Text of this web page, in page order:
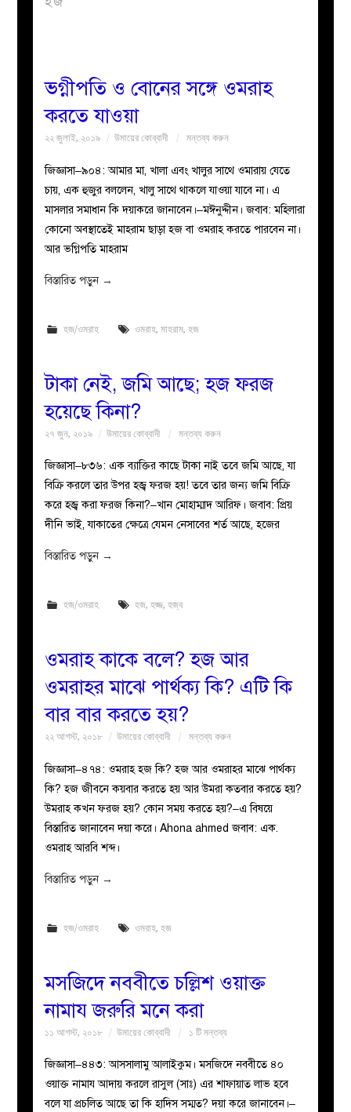
নারীদের
পাতা
মজলিস
প্রশ্ন
করুন
ভগ্নীপতি ও বোনের সঙ্গে ওমরাহ
করতে যাওয়া
২২ জুলাই, ২০১৯ উমায়ের কোব্বাদী মন্তব্য করুন
জিজ্ঞাসা–৯০৪: আমার মা, খালা এবং খালুর সাথে ওমারায় যেতে
চায়, এক হুজুর বললেন, খালু সাথে থাকলে যাওয়া যাবে না। এ
মাসলার সমাধান কি দয়াকরে জানাবেন।–মঈনুদ্দীন। জবাব: মহিলারা
কোনো অবস্থাতেই মাহরাম ছাড়া হজ বা ওমরাহ করতে পারবেন না।
আর ভগ্নিপতি মাহরাম
বিস্তারিত পড়ুন →
হজ/ওমরাহ ওমরাহ, মাহরাম, হজ
টাকা নেই, জমি আছে; হজ ফরজ
হয়েছে কিনা?
২৭ জুন, ২০১৯ উমায়ের কোব্বাদী মন্তব্য করুন
জিজ্ঞাসা–৮৩৬: এক ব্যাক্তির কাছে টাকা নাই তবে জমি আছে, যা
বিক্রি করলে তার উপর হজ্ব ফরজ হয়! তবে তার জন্য জমি বিক্রি
করে হজ্ব করা ফরজ কিনা?–খান মোহাম্মাদ আরিফ। জবাব: প্রিয়
দীনি ভাই, যাকাতের ক্ষেত্রে যেমন নেসাবের শর্ত আছে, হজের
বিস্তারিত পড়ুন →
হজ/ওমরাহ হজ, হজ্জ, হজ্ব
ওমরাহ কাকে বলে? হজ আর
ওমরাহর মাঝে পার্থক্য কি? এটি কি
বার বার করতে হয়?
২২ আগস্ট, ২০১৮ উমায়ের কোব্বাদী মন্তব্য করুন
জিজ্ঞাসা–৪৭৪: ওমরাহ হজ কি? হজ আর ওমরাহর মাঝে পার্থক্য
কি? হজ জীবনে কয়বার করতে হয় আর উমরা কতবার করতে হয়?
উমরাহ কখন ফরজ হয়? কোন সময় করতে হয়?–এ বিষয়ে
বিস্তারিত জানাবেন দয়া করে। Ahona ahmed জবাব: এক.
ওমরাহ আরবি শব্দ।
বিস্তারিত পড়ুন →
হজ/ওমরাহ ওমরাহ, হজ
মসজিদে নববীতে চল্লিশ ওয়াক্ত
নামায জরুরি মনে করা
১১ আগস্ট, ২০১৮ উমায়ের কোব্বাদী ১ টি মন্তব্য
জিজ্ঞাসা–৪৪৩: আসসালামু আলাইকুম। মসজিদে নববীতে ৪০
ওয়াক্ত নামায আদায় করলে রাসুল (সাঃ) এর শাফায়াত লাভ হবে
বলে যা প্রচলিত আছে তা কি হাদিস সম্মত? দয়া করে জানাবেন।–